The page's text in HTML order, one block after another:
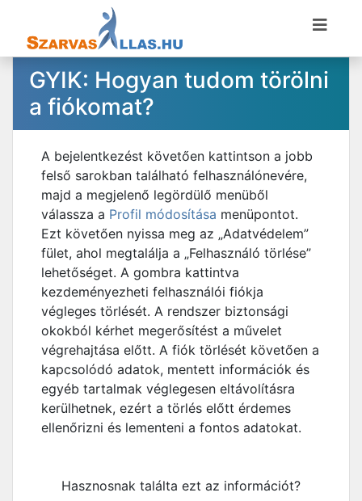
GYIK: Hogyan tudom törölni
a fiókomat?
A bejelentkezést követően kattintson a jobb
felső sarokban található felhasználónevére,
majd a megjelenő legördülő menüből
válassza a Profil módosítása menüpontot.
Ezt követően nyissa meg az „Adatvédelem”
fület, ahol megtalálja a „Felhasználó törlése”
lehetőséget. A gombra kattintva
kezdeményezheti felhasználói fiókja
végleges törlését. A rendszer biztonsági
okokból kérhet megerősítést a művelet
végrehajtása előtt. A fiók törlését követően a
kapcsolódó adatok, mentett információk és
egyéb tartalmak véglegesen eltávolításra
kerülhetnek, ezért a törlés előtt érdemes
ellenőrizni és lementeni a fontos adatokat.
Hasznosnak találta ezt az információt?